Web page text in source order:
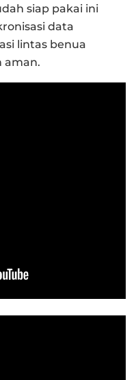
siap pakai ini
data
lintas benua
aman.